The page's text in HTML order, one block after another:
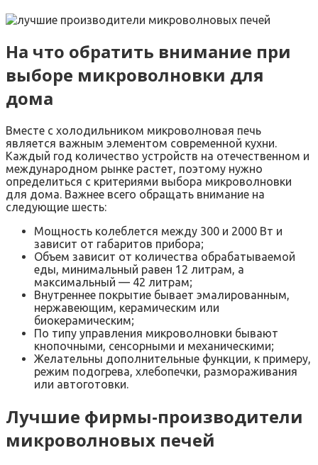
На что обратить внимание при
выборе микроволновки для
дома
Вместе с холодильником микроволновая печь
является важным элементом современной кухни.
Каждый год количество устройств на отечественном и
международном рынке растет, поэтому нужно
определиться с критериями выбора микроволновки
для дома. Важнее всего обращать внимание на
следующие шесть:
Мощность колеблется между 300 и 2000 Вт и
зависит от габаритов прибора;
Объем зависит от количества обрабатываемой
еды, минимальный равен 12 литрам, а
максимальный — 42 литрам;
Внутреннее покрытие бывает эмалированным,
нержавеющим, керамическим или
биокерамическим;
По типу управления микроволновки бывают
кнопочными, сенсорными и механическими;
Желательны дополнительные функции, к примеру,
режим подогрева, хлебопечки, размораживания
или автоготовки.
Лучшие фирмы-производители
микроволновых печей